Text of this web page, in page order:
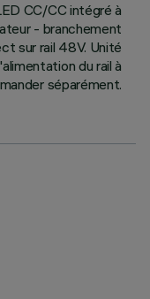
CC/CC intégré à
- branchement
sur rail 48V. Unité
du rail à
séparément.